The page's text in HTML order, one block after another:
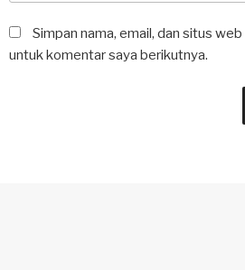
Simpan nama, email, dan situs
untuk komentar saya berikutnya.